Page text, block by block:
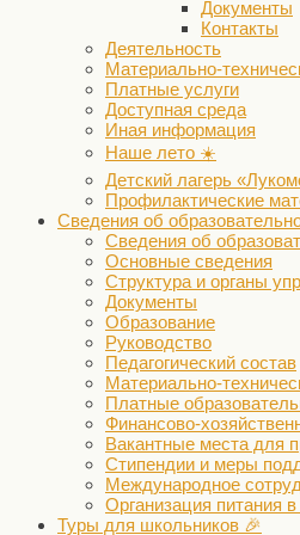
Документы
Контакты
Деятельность
Материально-
Платные услуги
Доступная среда
Иная информация
Наше лето ☀️
Детский лагерь
Профилактические
Сведения об
Сведения об
Основные сведения
Структура и органы
Документы
Образование
Руководство
Педагогический состав
Материально-
Платные
Финансово-
Вакантные места для
Стипендии и меры
Международное
Организация питания
Туры для школьников 🎉